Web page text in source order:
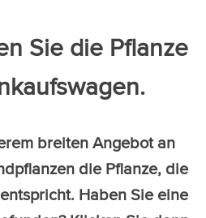
Sie die Pflanze
breiten Angebot an
die Pflanze, die
Haben Sie eine